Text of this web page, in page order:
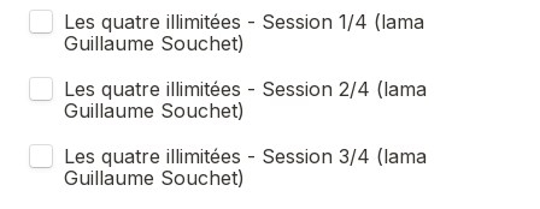
Les quatre illimitées - Session 1/4 (lama
Guillaume Souchet)
Les quatre illimitées - Session 2/4 (lama
Guillaume Souchet)
Les quatre illimitées - Session 3/4 (lama
Guillaume Souchet)